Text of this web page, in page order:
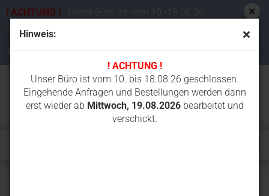
Hinweis:
! ACHTUNG !
Unser Büro ist vom 10. bis 18.08.26 geschlossen.
Eingehende Anfragen und Bestellungen werden dann
erst wieder ab Mittwoch, 19.08.2026bearbeitet und
verschickt.
! ACHTUNG !
Unser Büro ist vom 10.-18.08.26
werden dann erst wieder ab
19.08.2026bearbeitet und verschickt.